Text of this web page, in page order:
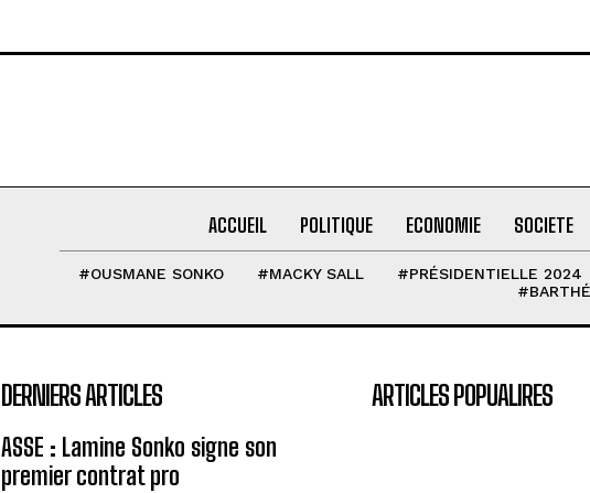
ACCUEIL POLITIQUE ECONOMIE SOCIETE
#OUSMANE SONKO #MACKY SALL #PRÉSIDENTIELLE 2024
DERNIERS ARTICLES
ASSE : Lamine Sonko signe son
premier contrat pro
ARTICLES POPUALIRES